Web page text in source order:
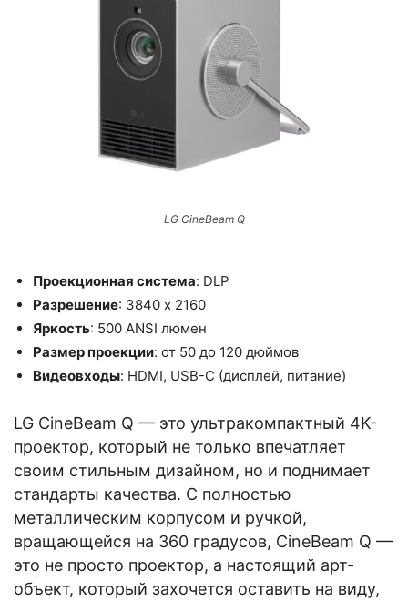
LG CineBeam Q
Проекционная система: DLP
Разрешение: 3840 x 2160
Яркость: 500 ANSI люмен
Размер проекции: от 50 до 120 дюймов
Видеовходы: HDMI, USB-C (дисплей, питание)
LG CineBeam Q — это ультракомпактный 4K-
проектор, который не только впечатляет
своим стильным дизайном, но и поднимает
стандарты качества. С полностью
металлическим корпусом и ручкой,
вращающейся на 360 градусов, CineBeam Q —
это не просто проектор, а настоящий арт-
объект, который захочется оставить на виду,